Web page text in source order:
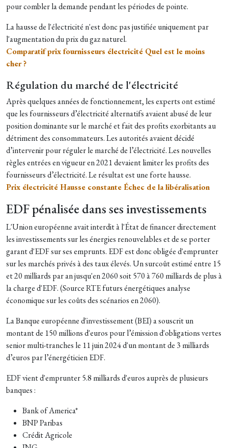
pour combler la demande pendant les périodes de pointe.
La hausse de l'électricité n'est donc pas justifiée uniquement par
l'augmentation du prix du gaz naturel.
Comparatif prix fournisseurs électricité Quel est le moins
cher ?
Régulation du marché de l'électricité
Après quelques années de fonctionnement, les experts ont estimé
que les fournisseurs d’électricité alternatifs avaient abusé de leur
position dominante sur le marché et fait des profits exorbitants au
détriment des consommateurs. Les autorités avaient décidé
d’intervenir pour réguler le marché de l’électricité. Les nouvelles
règles entrées en vigueur en 2021 devaient limiter les profits des
fournisseurs d’électricité. Le résultat est une forte hausse.
Prix électricité Hausse constante Échec de la libéralisation
EDF pénalisée dans ses investissements
L'Union européenne avait interdit à l'État de financer directement
les investissements sur les énergies renouvelables et de se porter
garant d'EDF sur ses emprunts. EDF est donc obligée d'emprunter
sur les marchés privés à des taux élevés. Un surcoût estimé entre 15
et 20 milliards par an jusqu'en 2060 soit 570 à 760 milliards de plus à
la charge d'EDF. (Source RTE futurs énergétiques analyse
économique sur les coûts des scénarios en 2060).
La Banque européenne d'investissement (BEI) a souscrit un
montant de 150 millions d'euros pour l’émission d'obligations vertes
senior multi-tranches le 11 juin 2024 d'un montant de 3 milliards
d’euros par l’énergéticien EDF.
EDF vient d'emprunter 5.8 milliards d'euros auprès de plusieurs
banques :
Bank of America*
BNP Paribas
Crédit Agricole